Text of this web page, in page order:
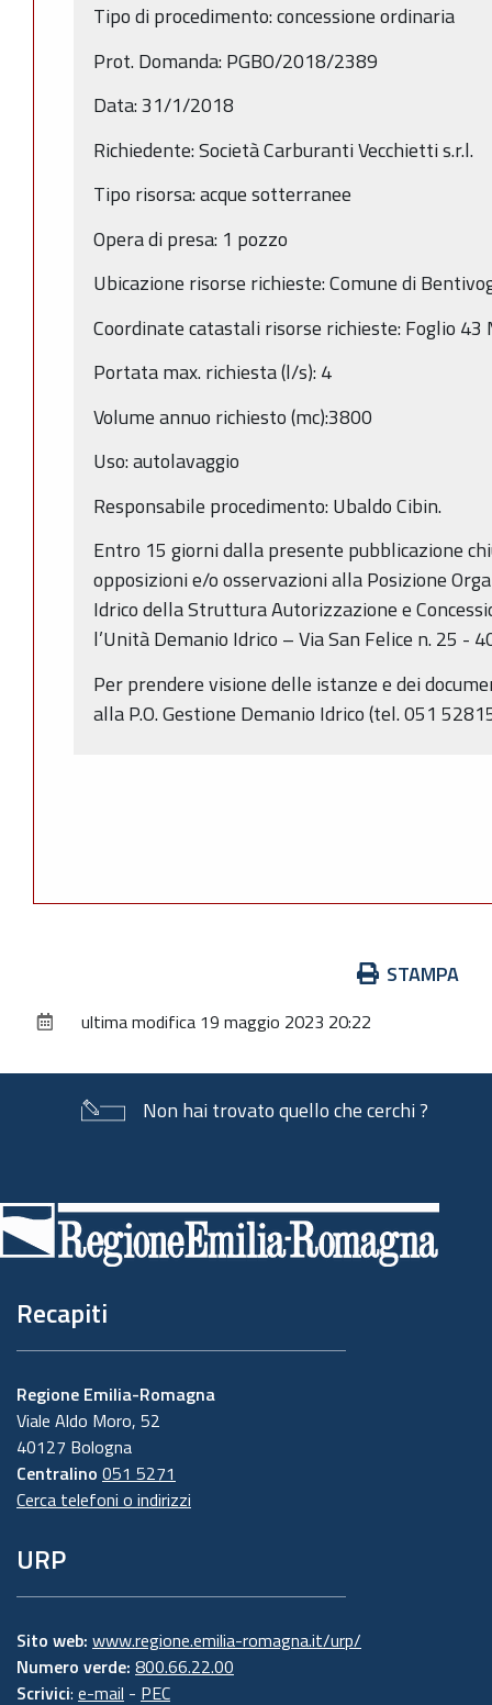
Tipo di procedimento: concessione ordinaria
Prot. Domanda: PGBO/2018/2389
Data: 31/1/2018
Richiedente: Società Carburanti Vecchietti s.r.l.
Tipo risorsa: acque sotterranee
Opera di presa: 1 pozzo
Ubicazione risorse richieste: Comune di
Coordinate catastali risorse richieste: Foglio
Portata max. richiesta (l/s): 4
Volume annuo richiesto (mc):3800
Uso: autolavaggio
Responsabile procedimento: Ubaldo Cibin.
Entro 15 giorni dalla presente pubblicazione
opposizioni e/o osservazioni alla Posizione
Idrico della Struttura Autorizzazione e
l’Unità Demanio Idrico – Via San Felice n. 25 -
Per prendere visione delle istanze e dei
alla P.O. Gestione Demanio Idrico (tel. 051
documento
STAMPA
ultima modifica 19 maggio 2023 20:22
Non hai trovato quello che cerchi ?
di
pagina
Recapiti
Regione Emilia-Romagna
Viale Aldo Moro, 52
40127 Bologna
Centralino 051 5271
Cerca telefoni o indirizzi
URP
Sito web: www.regione.emilia-romagna.it/urp/
Numero verde: 800.66.22.00
Scrivici: e-mail - PEC